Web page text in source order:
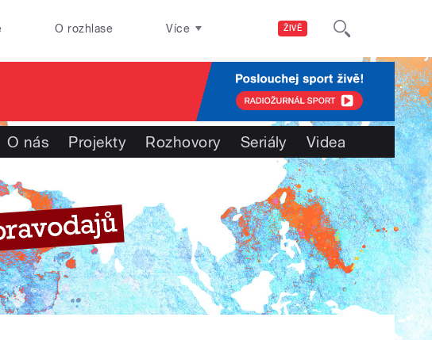
ŽIVĚ
O rozhlase Více
O nás Projekty Rozhovory Seriály Videa